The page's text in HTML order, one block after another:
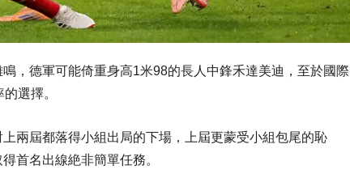
，德軍可能倚重身高1米98的長人中鋒禾達美迪，至於國際
選擇。
兩屆都落得小組出局的下場，上屆更蒙受小組包尾的恥
首名出線絶非簡單任務。